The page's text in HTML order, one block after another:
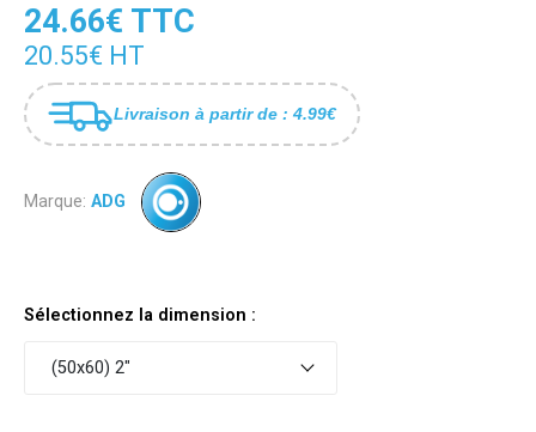
24.66€ TTC
20.55€ HT
Livraison à partir de : 4.99€
Marque: ADG
Sélectionnez la dimension :
(50x60) 2"